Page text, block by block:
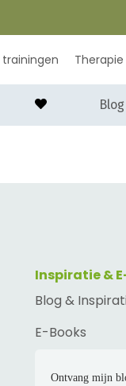
Inspiratie &
Blog &
E-Books
Ontvang mijn